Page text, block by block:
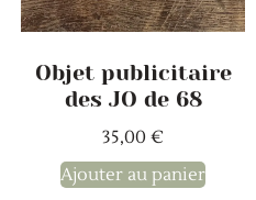
Objet publicitaire
des JO de 68
35,00 €
Ajouter au panier